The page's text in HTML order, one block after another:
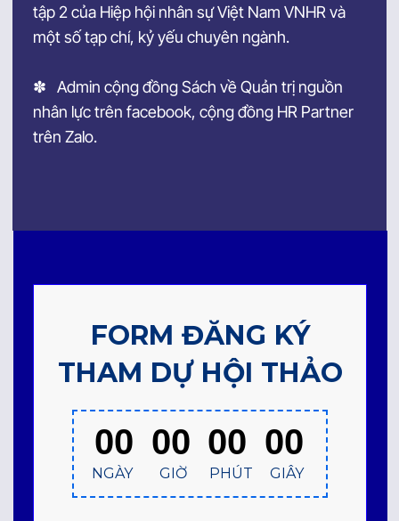
NGÀY GIỜ PHÚT GIÂY
FORM ĐĂNG KÝ
THAM DỰ HỘI THẢO
tập 2 của Hiệp hội nhân sự Việt Nam VNHR và
một số tạp chí, kỷ yếu chuyên ngành.
✽ Admin cộng đồng Sách về Quản trị nguồn
nhân lực trên facebook, cộng đồng HR Partner
trên Zalo.
00 00 00 00